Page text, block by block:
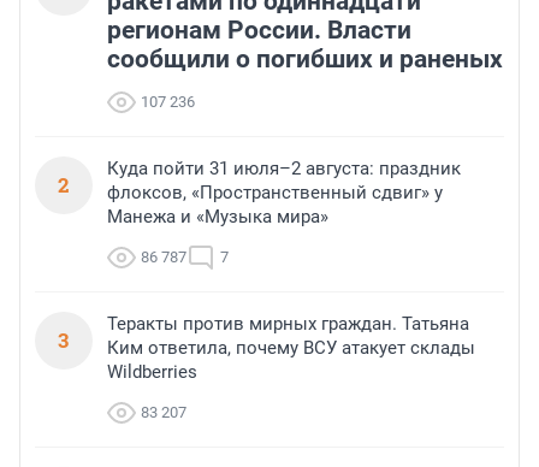
регионам России. Власти
сообщили о погибших и раненых
107 236
2
Куда пойти 31 июля–2 августа: праздник
флоксов, «Пространственный сдвиг» у
Манежа и «Музыка мира»
86 787 7
3
Теракты против мирных граждан. Татьяна
Ким ответила, почему ВСУ атакует склады
Wildberries
83 207